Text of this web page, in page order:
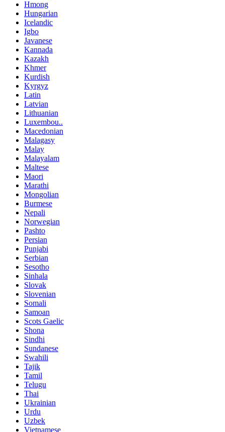
Hmong
Hungarian
Icelandic
Igbo
Javanese
Kannada
Kazakh
Khmer
Kurdish
Kyrgyz
Latin
Latvian
Lithuanian
Luxembou..
Macedonian
Malagasy
Malay
Malayalam
Maltese
Maori
Marathi
Mongolian
Burmese
Nepali
Norwegian
Pashto
Persian
Punjabi
Serbian
Sesotho
Sinhala
Slovak
Slovenian
Somali
Samoan
Scots Gaelic
Shona
Sindhi
Sundanese
Swahili
Tajik
Tamil
Telugu
Thai
Ukrainian
Urdu
Uzbek
Vietnamese